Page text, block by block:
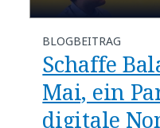
BLOGBEITRAG
Schaffe
Mai, ein
digitale